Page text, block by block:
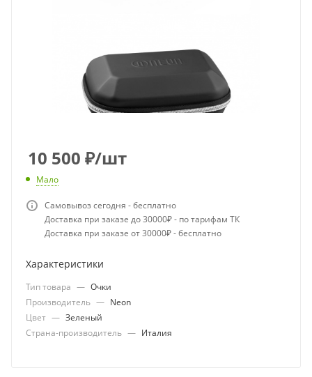
10 500 ₽/шт
Мало
Самовывоз сегодня - бесплатно
Доставка при заказе до 30000₽ - по тарифам ТК
Доставка при заказе от 30000₽ - бесплатно
Характеристики
Тип товара — Очки
Производитель — Neon
Цвет — Зеленый
Страна-производитель — Италия